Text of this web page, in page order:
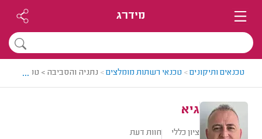
מידרג
טכנאים ותיקונים> טכנאי רשתות מומלצים> נתניה והסביבה > טכנאי
...
גיא
ציון כללי חוות דעת